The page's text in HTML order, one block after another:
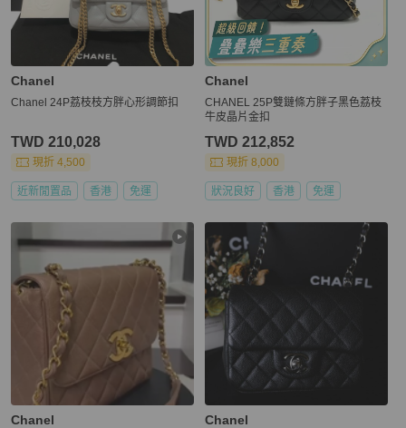
Chanel
Chanel 24P荔枝枝方胖心形調節扣
TWD 210,028
現折 4,500
近新閒置品 香港 免運
Chanel
CHANEL 25P雙鏈條方胖子黑色荔枝
牛皮晶片金扣
TWD 212,852
現折 8,000
狀況良好 香港 免運
Chanel Chanel